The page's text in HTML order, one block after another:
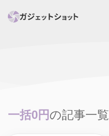
一括0円の記事一覧